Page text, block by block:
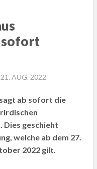
sofort
POSTED
21. AUG. 2022
ab sofort die
Dies geschieht
welche ab dem 27.
2022 gilt.